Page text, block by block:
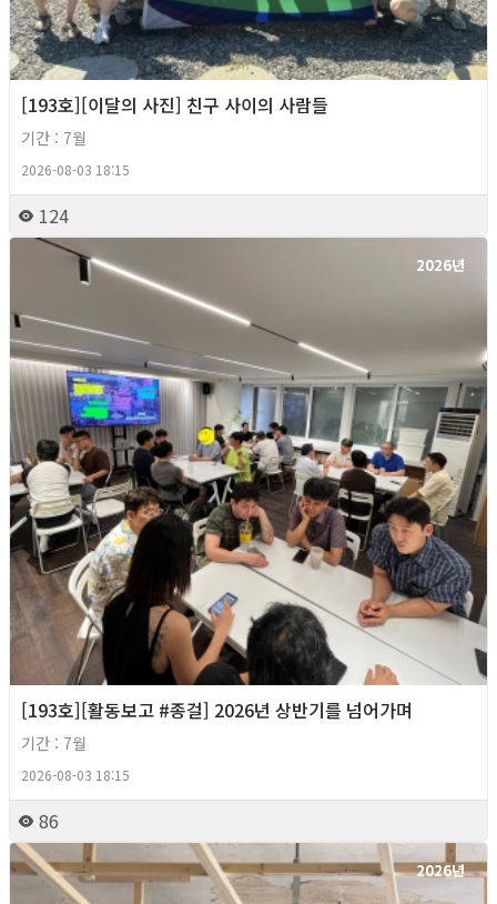
[193호][이달의 사진] 친구 사이의 사람들
기간 : 7월
2026-08-03 18:15
124
2026년
[193호][활동보고 #종걸] 2026년 상반기를 넘어가며
기간 : 7월
2026-08-03 18:15
86
2026년